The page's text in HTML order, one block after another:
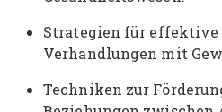
Strategien für
Verhandlungen mit
Techniken zur